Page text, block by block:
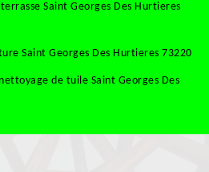
Saint Georges Des Hurtieres
Saint Georges Des Hurtieres 73220
de tuile Saint Georges Des